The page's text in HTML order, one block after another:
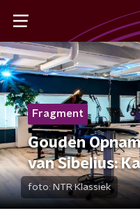
Fragment
Gouden
van Sibelius:
foto: NTR Klassiek